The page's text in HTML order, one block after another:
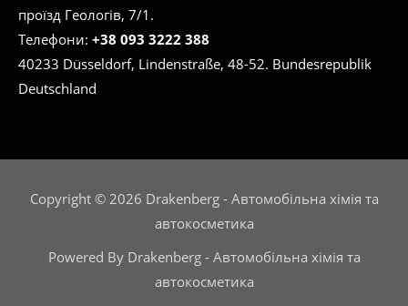
проїзд Геологів, 7/1.
Телефони: +38 093 3222 388
40233 Düsseldorf, Lindenstraße, 48-52. Bundesrepublik
Deutschland
Copyright © 2026 Drakenberg - Автомобільна хімія та
автокосметика
Powered By Drakenberg - Автомобільна хімія та
автокосметика